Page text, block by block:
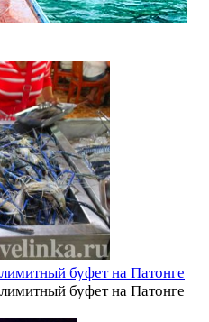
буфет на Патонге
буфет на Патонге